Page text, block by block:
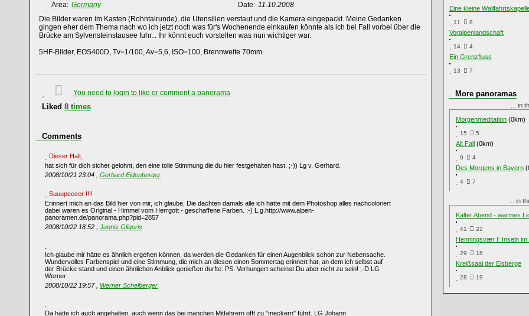
Area: Germany Date: 11.10.2008
Die Bilder waren im Kasten (Rohntalrunde), die Utensilien verstaut und die Kamera eingepackt. Meine Gedanken
gingen eher dem Thema nach wo ich jetzt noch was für's Wochenende einkaufen könnte als ich bei Fall vorbei über die
Brücke am Sylvensteinstausee fuhr... Ihr könnt euch vorstellen was nun wichtiger war.
5HF-Bilder, EOS400D, Tv=1/100, Av=5,6, ISO=100, Brennweite 70mm
You need to login to like or comment a panorama
Liked 8 times
Comments
Dieser Halt,
hat sich für dich sicher gelohnt, den eine tolle Stimmung die du hier festgehalten hast. ;-)) Lg v. Gerhard.
2008/10/21 23:04 , Gerhard Eidenberger
Suuupeeeer !!!!
Erinnert mich an das Bild hier von mir, ich glaube, Die dachten damals alle ich hätte mit dem Photoshop alles nachcoloriert
dabei waren es Original - Himmel vom Herrgott - geschaffene Farben. :-) L.g.http://www.alpen-
panoramen.de/panorama.php?pid=2857
2008/10/22 18:52 , Jannis Gligoris
Ich glaube mir hätte es ähnlich ergehen können, da werden die Gedanken für einen Augenblick schon zur Nebensache.
Wundervolles Farbenspiel und eine Stimmung, die mich an diesen einen Sommertag erinnert hat, an dem ich selbst auf
der Brücke stand und einen ähnlichen Anblick genießen durfte. PS. Verhungert scheinst Du aber nicht zu sein! ;-D LG
Werner
2008/10/22 19:57 , Werner Schelberger
Da hätte ich auch angehalten, auch wenn das bei manchen Mitfahrern offt zu "meckern" führt. LG Johann
Eine kleine
11 8
Voralpenlandschaft
14 4
Ein Grenzfluss
13 7
More panoramas
... in
Morgenmeditation (0km)
15 5
Alt Fall (0km)
9 4
Des Morgens in Bayern
4 7
... in
Kalter Abend - warmes
41 22
Henningsvær I: Inseln im
29 18
Kreißsaal der Eisberge
28 19